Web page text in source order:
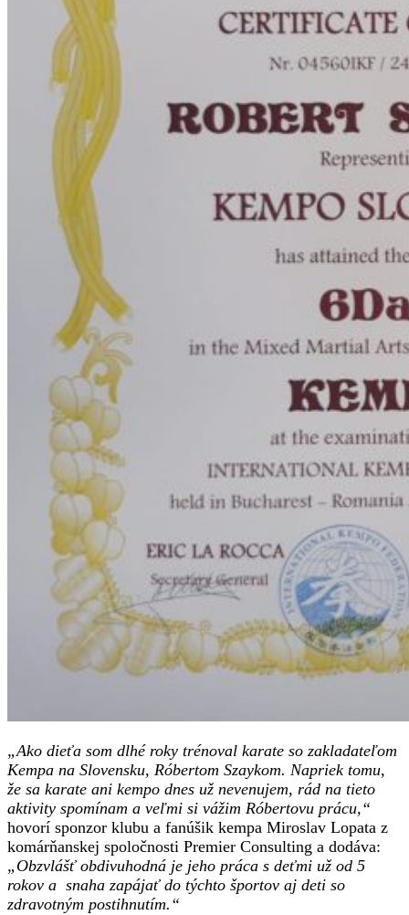
„Ako dieťa som dlhé roky trénoval karate so zakladateľom
Kempa na Slovensku, Róbertom Szaykom. Napriek tomu,
že sa karate ani kempo dnes už nevenujem, rád na tieto
aktivity spomínam a veľmi si vážim Róbertovu prácu,“
hovorí sponzor klubu a fanúšik kempa Miroslav Lopata z
komárňanskej spoločnosti Premier Consulting a dodáva:
„Obzvlášť obdivuhodná je jeho práca s deťmi už od 5
rokov a snaha zapájať do týchto športov aj deti so
zdravotným postihnutím.“